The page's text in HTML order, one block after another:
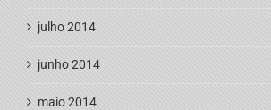
julho 2014
junho 2014
maio 2014